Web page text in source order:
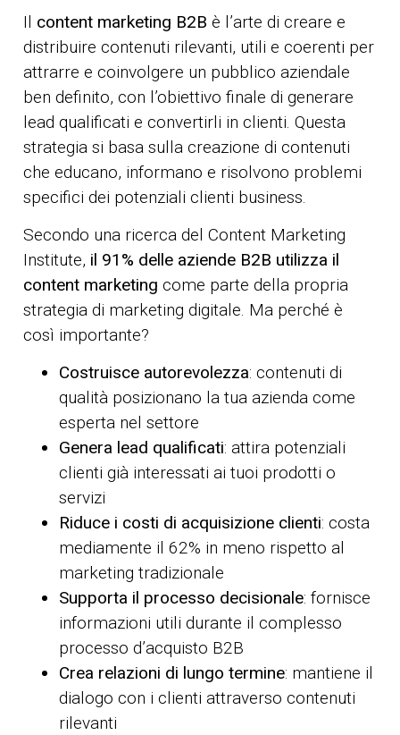
Il content marketing B2B è l’arte di creare e
distribuire contenuti rilevanti, utili e coerenti per
attrarre e coinvolgere un pubblico aziendale
ben definito, con l’obiettivo finale di generare
lead qualificati e convertirli in clienti. Questa
strategia si basa sulla creazione di contenuti
che educano, informano e risolvono problemi
specifici dei potenziali clienti business.
Secondo una ricerca del Content Marketing
Institute, il 91% delle aziende B2B utilizza il
content marketing come parte della propria
strategia di marketing digitale. Ma perché è
così importante?
Costruisce autorevolezza: contenuti di
qualità posizionano la tua azienda come
esperta nel settore
Genera lead qualificati: attira potenziali
clienti già interessati ai tuoi prodotti o
servizi
Riduce i costi di acquisizione clienti: costa
mediamente il 62% in meno rispetto al
marketing tradizionale
Supporta il processo decisionale: fornisce
informazioni utili durante il complesso
processo d’acquisto B2B
Crea relazioni di lungo termine: mantiene il
dialogo con i clienti attraverso contenuti
rilevanti